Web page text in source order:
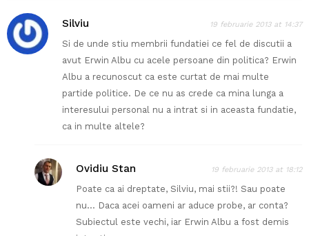
Silviu 19 februarie 2013 at 14:37
Si de unde stiu membrii fundatiei ce fel de discutii a
avut Erwin Albu cu acele persoane din politica? Erwin
Albu a recunoscut ca este curtat de mai multe
partide politice. De ce nu as crede ca mina lunga a
interesului personal nu a intrat si in aceasta fundatie,
ca in multe altele?
Ovidiu Stan 19 februarie 2013 at 18:12
Poate ca ai dreptate, Silviu, mai stii?! Sau poate
nu… Daca acei oameni ar aduce probe, ar conta?
Subiectul este vechi, iar Erwin Albu a fost demis